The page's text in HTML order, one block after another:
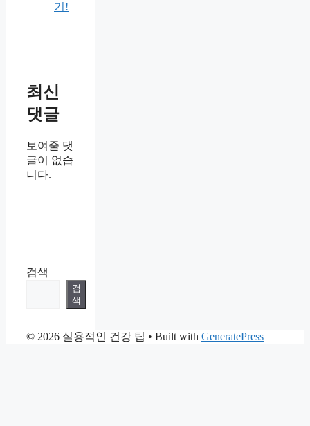
기!
최신
댓글
보여줄 댓
글이 없습
니다.
검색
검
색
© 2026 실용적인 건강 팁 • Built with GeneratePress